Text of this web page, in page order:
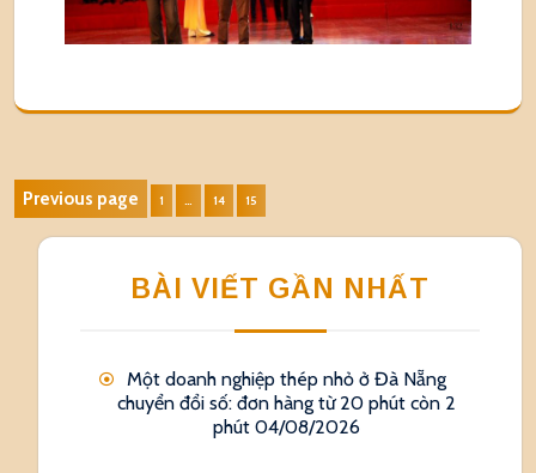
Phân
trang
Previous page 1 … Page
14 Page
15
BÀI VIẾT GẦN NHẤT
Một doanh nghiệp thép nhỏ ở Đà Nẵng
chuyển đổi số: đơn hàng từ 20 phút còn 2
phút 04/08/2026